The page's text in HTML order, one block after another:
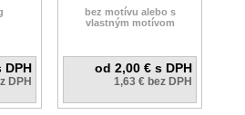
DPH
DPH
od 2,00 € s DPH
1,63 € bez DPH
bez motívu alebo s
vlastným motívom